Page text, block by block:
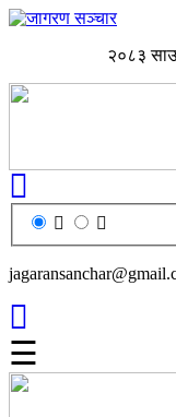
२०८३
☰